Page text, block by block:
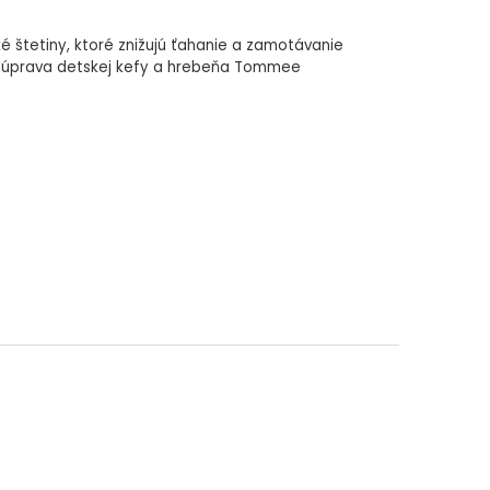
štetiny, ktoré znižujú ťahanie a zamotávanie
detskej kefy a hrebeňa Tommee